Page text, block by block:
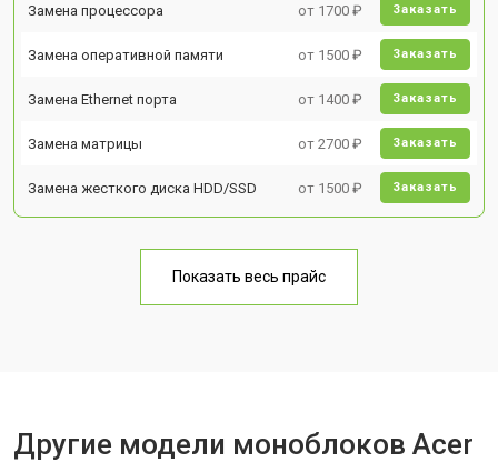
Замена процессора от 1700 ₽ Заказать
Замена оперативной памяти от 1500 ₽ Заказать
Замена Ethernet порта от 1400 ₽ Заказать
Замена матрицы от 2700 ₽ Заказать
Замена жесткого диска HDD/SSD от 1500 ₽ Заказать
Показать весь прайс
Другие модели моноблоков Acer